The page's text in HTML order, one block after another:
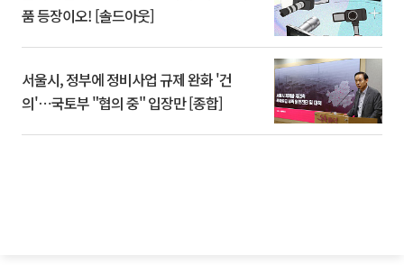
품 등장이오! [솔드아웃]
서울시, 정부에 정비사업 규제 완화 '건
의'⋯국토부 "협의 중" 입장만 [종합]